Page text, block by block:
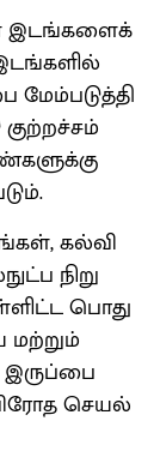
இடங்​களைக்
கல்வி
நிறு​
பொது​
இருப்பை
செயல்​